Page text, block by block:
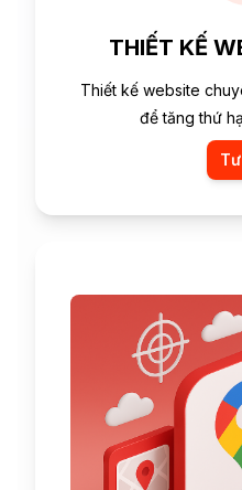
THIẾT KẾ
Thiết kế website
để tăng thứ